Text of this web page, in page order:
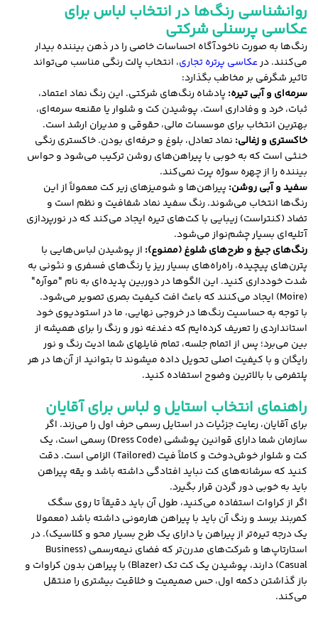
روانشناسی رنگ‌ها در انتخاب لباس برای
عکاسی پرسنلیشرکتی
رنگ‌ها به صورت ناخودآگاه احساسات خاصی را در ذهن بیننده بیدار
می‌کنند. درعکاسی پرتره تجاری، انتخاب پالت رنگی مناسب می‌تواند
تاثیر شگرفی بر مخاطب بگذارد:
سرمه‌ای و آبی تیره: پادشاه رنگ‌های شرکتی. این رنگ نماد اعتماد،
ثبات، خرد و وفاداری است. پوشیدن کت و شلوار یا مقنعه سرمه‌ای،
بهترین انتخاب برای موسسات مالی، حقوقی و مدیران ارشد است.
خاکستری و زغالی: نماد تعادل، بلوغ و حرفه‌ای بودن. خاکستری رنگی
خنثی است که به خوبی با پیراهن‌های روشن ترکیب می‌شود و حواس
بیننده را از چهره سوژه پرت نمی‌کند.
سفید و آبی روشن: پیراهن‌ها و شومیزهای زیر کت معمولاً از این
رنگ‌ها انتخاب می‌شوند. رنگ سفید نماد شفافیت و نظم است و
تضاد (کنتراست) زیبایی با کت‌های تیره ایجاد می‌کند که در نورپردازی
آتلیه‌ای بسیار چشم‌نواز می‌شود.
رنگ‌های جیغ و طرح‌های شلوغ (ممنوع): از پوشیدن لباس‌هایی با
پترن‌های پیچیده، راه‌راه‌های بسیار ریز یا رنگ‌های فسفری و نئونی به
شدت خودداری کنید. این الگوها در دوربین پدیده‌ای به نام "موآره"
(Moire) ایجاد می‌کنند که باعث افت کیفیت بصری تصویر می‌شود.
با توجه به حساسیت رنگ‌ها در خروجی نهایی، ما در استودیوی خود
استانداردی را تعریف کرده‌ایم که دغدغه نور و رنگ را برای همیشه از
بین می‌برد؛ پس از اتمام جلسه، تمام فایلهای شما ادیت رنگ و نور
رایگان و با کیفیت اصلی تحویل داده میشوند تا بتوانید از آن‌ها در هر
پلتفرمی با بالاترین وضوح استفاده کنید.
راهنمای انتخاب استایل و لباس برای آقایان
برای آقایان، رعایت جزئیات در استایل رسمی حرف اول را می‌زند. اگر
سازمان شما دارای قوانین پوششی (Dress Code) رسمی است، یک
کت و شلوار خوش‌دوخت و کاملاً فیت (Tailored) الزامی است. دقت
کنید که سرشانه‌های کت نباید افتادگی داشته باشد و یقه پیراهن
باید به خوبی دور گردن قرار بگیرد.
اگر از کراوات استفاده می‌کنید، طول آن باید دقیقاً تا روی سگک
کمربند برسد و رنگ آن باید با پیراهن هارمونی داشته باشد (معمولا
یک درجه تیره‌تر از پیراهن یا دارای یک طرح بسیار محو و کلاسیک). در
استارتاپ‌ها و شرکت‌های مدرن‌تر که فضای نیمه‌رسمی (Business
Casual) دارند، پوشیدن یک کت تک (Blazer) با پیراهن بدون کراوات و
باز گذاشتن دکمه اول، حس صمیمیت و خلاقیت بیشتری را منتقل
می‌کند.